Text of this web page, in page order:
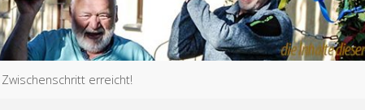
erreicht!